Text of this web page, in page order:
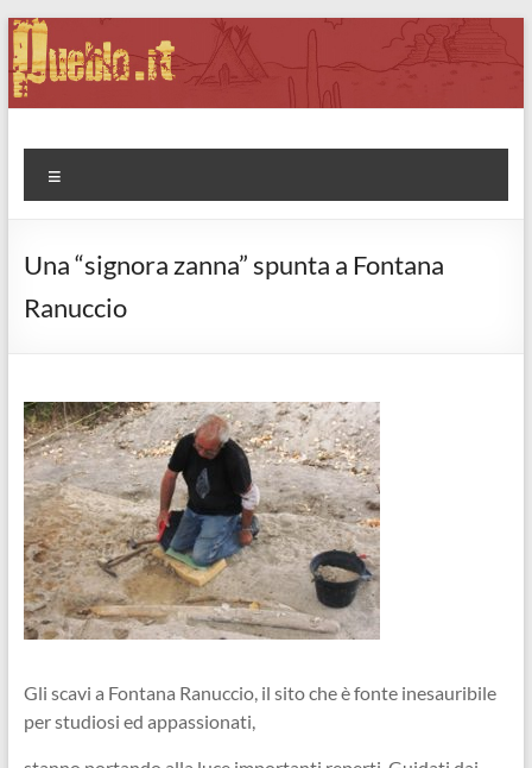
Salta
al
contenuto
Pueblo.it
Fabio Forte, ovvero: il richiamo della Foresta
Una “signora zanna” spunta a Fontana
Ranuccio
Gli scavi a Fontana Ranuccio, il sito che è fonte inesauribile
per studiosi ed appassionati,